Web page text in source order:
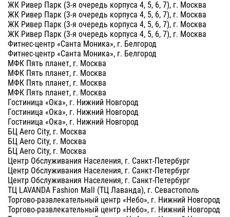
ЖК Ривер Парк (3-я очередь корпуса 4, 5, 6, 7), г. Москва
ЖК Ривер Парк (3-я очередь корпуса 4, 5, 6, 7), г. Москва
ЖК Ривер Парк (3-я очередь корпуса 4, 5, 6, 7), г. Москва
ЖК Ривер Парк (3-я очередь корпуса 4, 5, 6, 7), г. Москва
Фитнес-центр «Санта Моника», г. Белгород
Фитнес-центр «Санта Моника», г. Белгород
МФК Пять планет, г. Москва
МФК Пять планет, г. Москва
МФК Пять планет, г. Москва
МФК Пять планет, г. Москва
Гостиница «Ока», г. Нижний Новгород
Гостиница «Ока», г. Нижний Новгород
Гостиница «Ока», г. Нижний Новгород
БЦ Aero City, г. Москва
БЦ Aero City, г. Москва
БЦ Aero City, г. Москва
Центр Обслуживания Населения, г. Санкт-Петербург
Центр Обслуживания Населения, г. Санкт-Петербург
Центр Обслуживания Населения, г. Санкт-Петербург
ТЦ LAVANDA Fashion Mall (ТЦ Лаванда), г. Севастополь
Торгово-развлекательный центр «Небо», г. Нижний Новгород
Торгово-развлекательный центр «Небо», г. Нижний Новгород